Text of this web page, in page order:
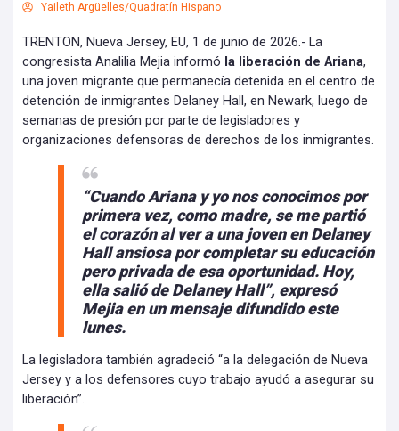
Yaileth Argüelles/Quadratín Hispano
TRENTON, Nueva Jersey, EU, 1 de junio de 2026.- La
congresista Analilia Mejia informó la liberación de Ariana,
una joven migrante que permanecía detenida en el centro de
detención de inmigrantes Delaney Hall, en Newark, luego de
semanas de presión por parte de legisladores y
organizaciones defensoras de derechos de los inmigrantes.
“Cuando Ariana y yo nos conocimos por
primera vez, como madre, se me partió
el corazón al ver a una joven en Delaney
Hall ansiosa por completar su educación
pero privada de esa oportunidad. Hoy,
ella salió de Delaney Hall”, expresó
Mejia en un mensaje difundido este
lunes.
La legisladora también agradeció “a la delegación de Nueva
Jersey y a los defensores cuyo trabajo ayudó a asegurar su
liberación”.